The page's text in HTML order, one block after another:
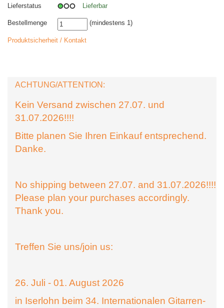
Lieferstatus
Lieferbar
Bestellmenge (mindestens 1)
Produktsicherheit / Kontakt
ACHTUNG/ATTENTION:
Kein Versand zwischen 27.07. und
31.07.2026!!!!
Bitte planen Sie Ihren Einkauf entsprechend.
Danke.
No shipping between 27.07. and 31.07.2026!!!!
Please plan your purchases accordingly.
Thank you.
Treffen Sie uns/join us:
26. Juli - 01. August 2026
in Iserlohn beim 34. Internationalen Gitarren-